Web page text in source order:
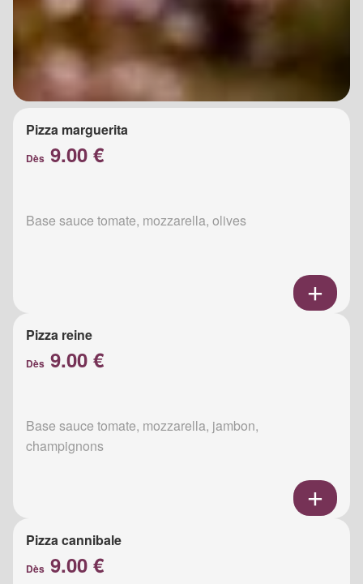
Pizza marguerita
Dès 9.00 €
Base sauce tomate, mozzarella, olives
Pizza reine
Dès 9.00 €
Base sauce tomate, mozzarella, jambon,
champignons
Pizza cannibale
Dès 9.00 €